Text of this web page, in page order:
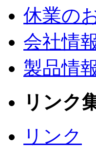
休業の
会社情
製品情
リンク
リンク